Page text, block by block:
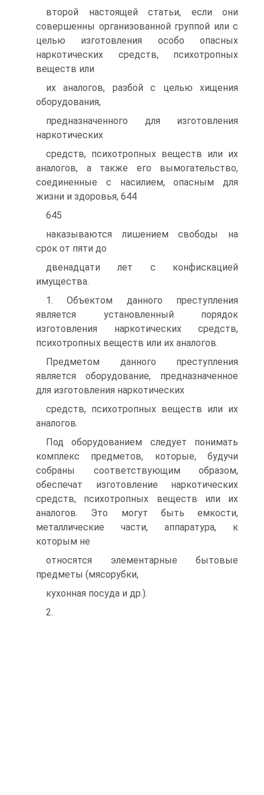
второй настоящей статьи, если они
совершенны организованной группой или с
целью изготовления особо опасных
наркотических средств, психотропных
веществ или
их аналогов, разбой с целью хищения
оборудования,
предназначенного для изготовления
наркотических
средств, психотропных веществ или их
аналогов, а также его вымогательство,
соединенные с насилием, опасным для
жизни и здоровья, 644
645
наказываются лишением свободы на
срок от пяти до
двенадцати лет с конфискацией
имущества.
1. Объектом данного преступления
является установленный порядок
изготовления наркотических средств,
психотропных веществ или их аналогов.
Предметом данного преступления
является оборудование, предназначенное
для изготовления наркотических
средств, психотропных веществ или их
аналогов.
Под оборудованием следует понимать
комплекс предметов, которые, будучи
собраны соответствующим образом,
обеспечат изготовление наркотических
средств, психотропных веществ или их
аналогов. Это могут быть емкости,
металлические части, аппаратура, к
которым не
относятся элементарные бытовые
предметы (мясорубки,
кухонная посуда и др.).
2.